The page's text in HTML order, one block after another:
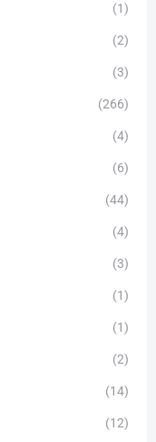
(1)
(2)
(3)
(266)
(4)
(6)
(44)
(4)
(3)
(1)
(1)
(2)
(14)
(12)